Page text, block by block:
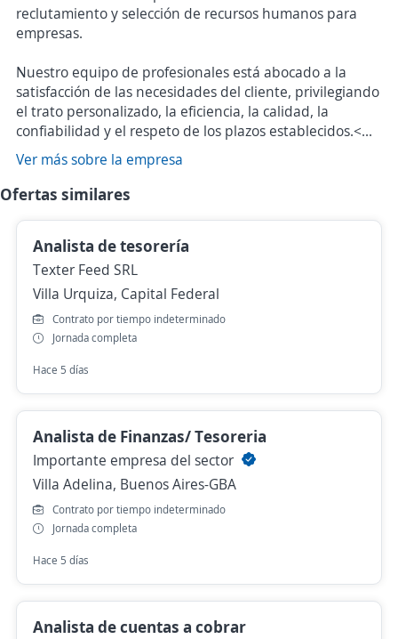
reclutamiento y selección de recursos humanos para
empresas.
Nuestro equipo de profesionales está abocado a la
satisfacción de las necesidades del cliente, privilegiando
el trato personalizado, la eficiencia, la calidad, la
confiabilidad y el respeto de los plazos establecidos.<...
Ver más sobre la empresa
Ofertas similares
Analista de tesorería
Texter Feed SRL
Villa Urquiza, Capital Federal
Contrato por tiempo indeterminado
Jornada completa
Hace 5 días
Analista de Finanzas/ Tesoreria
Importante empresa del sector
Villa Adelina, Buenos Aires-GBA
Contrato por tiempo indeterminado
Jornada completa
Hace 5 días
Analista de cuentas a cobrar